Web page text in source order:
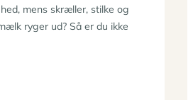
mens skræller, stilke og
ryger ud? Så er du ikke